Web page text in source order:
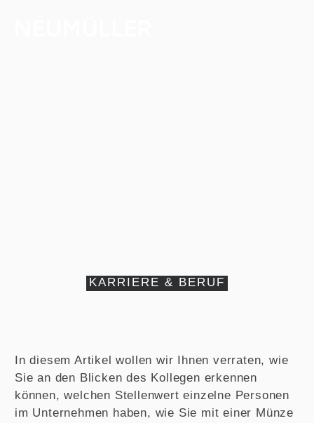
KARRIERE & BERUF
In diesem Artikel wollen wir Ihnen verraten, wie
Sie an den Blicken des Kollegen erkennen
können, welchen Stellenwert einzelne Personen
im Unternehmen haben, wie Sie mit einer Münze